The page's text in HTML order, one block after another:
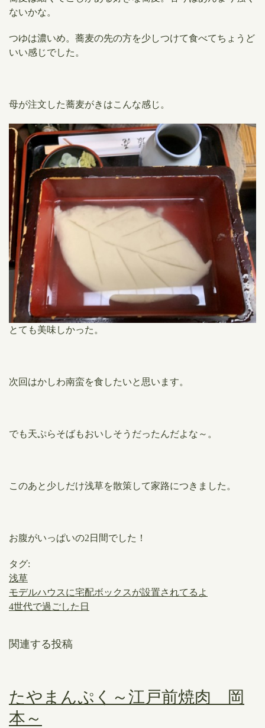
ないかな。
つゆは濃いめ。蕎麦の先の方を少しつけて食べてちょうど
いい感じでした。
母が注文した蕎麦がきはこんな感じ。
とても美味しかった。
次回はかしわ南蛮を食したいと思います。
でも天ぷらそばもおいしそうだったんだよな～。
このあと少しだけ浅草を散策して家路につきました。
お腹がいっぱいの2日間でした！
タグ:
浅草
モデルハウスに宅配ボックスが設置されてるよ
4世代で過ごした日
関連する投稿
たやまんぷく～江戸前焼肉 岡
本～